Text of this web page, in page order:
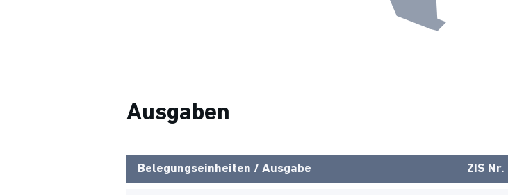
Ausgaben
Belegungseinheiten / Ausgabe ZIS Nr.